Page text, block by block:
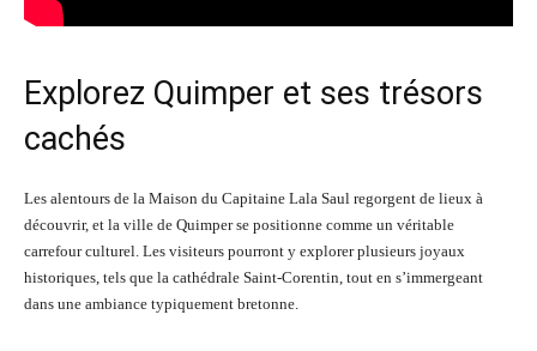
Explorez Quimper et ses trésors
cachés
Les alentours de la Maison du Capitaine Lala Saul regorgent de lieux à
découvrir, et la ville de Quimper se positionne comme un véritable
carrefour culturel. Les visiteurs pourront y explorer plusieurs joyaux
historiques, tels que la cathédrale Saint-Corentin, tout en s’immergeant
dans une ambiance typiquement bretonne.